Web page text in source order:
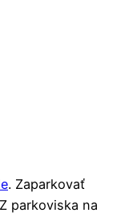
. Zaparkovať
parkoviska na